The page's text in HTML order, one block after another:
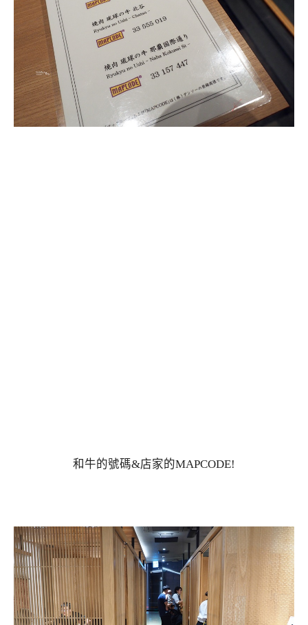
和牛的號碼&店家的MAPCODE!